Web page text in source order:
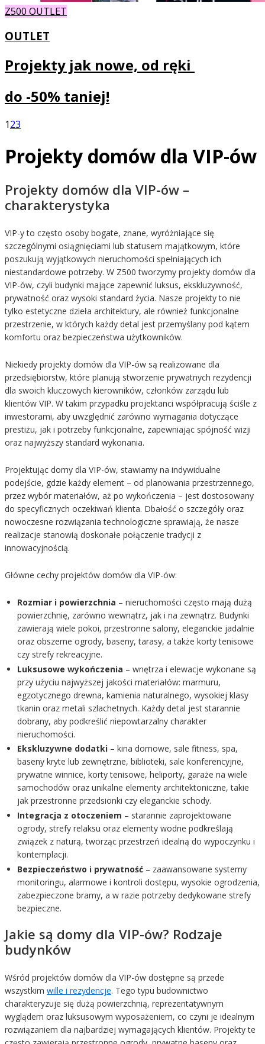
Z500 OUTLET
OUTLET
Projekty jak nowe, od ręki
do -50% taniej!
123
Projekty domów dla VIP-ów
Projekty domów dla VIP-ów –
charakterystyka
VIP-y to często osoby bogate, znane, wyróżniające się
szczególnymi osiągnięciami lub statusem majątkowym, które
poszukują wyjątkowych nieruchomości spełniających ich
niestandardowe potrzeby. W Z500 tworzymy projekty domów dla
VIP-ów, czyli budynki mające zapewnić luksus, ekskluzywność,
prywatność oraz wysoki standard życia. Nasze projekty to nie
tylko estetyczne dzieła architektury, ale również funkcjonalne
przestrzenie, w których każdy detal jest przemyślany pod kątem
komfortu oraz bezpieczeństwa użytkowników.
Niekiedy projekty domów dla VIP-ów są realizowane dla
przedsiębiorstw, które planują stworzenie prywatnych rezydencji
dla swoich kluczowych kierowników, członków zarządu lub
klientów VIP. W takim przypadku projektanci współpracują ściśle z
inwestorami, aby uwzględnić zarówno wymagania dotyczące
prestiżu, jak i potrzeby funkcjonalne, zapewniając spójność wizji
oraz najwyższy standard wykonania.
Projektując domy dla VIP-ów, stawiamy na indywidualne
podejście, gdzie każdy element – od planowania przestrzennego,
przez wybór materiałów, aż po wykończenia – jest dostosowany
do specyficznych oczekiwań klienta. Dbałość o szczegóły oraz
nowoczesne rozwiązania technologiczne sprawiają, że nasze
realizacje stanowią doskonałe połączenie tradycji z
innowacyjnością.
Główne cechy projektów domów dla VIP-ów:
Rozmiar i powierzchnia – nieruchomości często mają dużą
powierzchnię, zarówno wewnątrz, jak i na zewnątrz. Budynki
zawierają wiele pokoi, przestronne salony, eleganckie jadalnie
oraz obszerne ogrody, baseny, tarasy, a także korty tenisowe
czy strefy rekreacyjne.
Luksusowe wykończenia – wnętrza i elewacje wykonane są
przy użyciu najwyższej jakości materiałów: marmuru,
egzotycznego drewna, kamienia naturalnego, wysokiej klasy
tkanin oraz metali szlachetnych. Każdy detal jest starannie
dobrany, aby podkreślić niepowtarzalny charakter
nieruchomości.
Ekskluzywne dodatki – kina domowe, sale fitness, spa,
baseny kryte lub zewnętrzne, biblioteki, sale konferencyjne,
prywatne winnice, korty tenisowe, heliporty, garaże na wiele
samochodów oraz unikalne elementy architektoniczne, takie
jak przestronne przedsionki czy eleganckie schody.
Integracja z otoczeniem – starannie zaprojektowane
ogrody, strefy relaksu oraz elementy wodne podkreślają
związek z naturą, tworząc przestrzeń idealną do wypoczynku i
kontemplacji.
Bezpieczeństwo i prywatność – zaawansowane systemy
monitoringu, alarmowe i kontroli dostępu, wysokie ogrodzenia,
zabezpieczone bramy, a w razie potrzeby dedykowane strefy
bezpieczne.
Jakie są domy dla VIP-ów? Rodzaje
budynków
Wśród projektów domów dla VIP-ów dostępne są przede
wszystkim wille i rezydencje. Tego typu budownictwo
charakteryzuje się dużą powierzchnią, reprezentatywnym
wyglądem oraz luksusowym wyposażeniem, co czyni je idealnym
rozwiązaniem dla najbardziej wymagających klientów. Projekty te